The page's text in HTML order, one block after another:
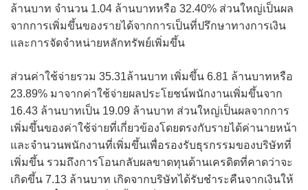
ล้านบาท จำนวน 1.04 ล้านบาทหรือ 32.40% ส่วนใหญ่เป็นผล
จากการเพิ่มขึ้นของรายได้จากการเป็นที่ปรึกษาทางการเงิน
และการจัดจำหน่ายหลักทรัพย์เพิ่มขึ้น
ส่วนค่าใช้จ่ายรวม 35.31ล้านบาท เพิ่มขึ้น 6.81 ล้านบาทหรือ
23.89% มาจากค่าใช้จ่ายผลประโยชน์พนักงานเพิ่มขึ้นจาก
16.43 ล้านบาทเป็น 19.09 ล้านบาท ส่วนใหญ่เป็นผลจากการ
เพิ่มขึ้นของค่าใช้จ่ายที่เกี่ยวข้องโดยตรงกับรายได้ค่านายหน้า
และจำนวนพนักงานที่เพิ่มขึ้นเพื่อรองรับธุรกรรมของบริษัทที่
เพิ่มขึ้น รวมถึงการโอนกลับผลขาดทุนด้านเครดิตที่คาดว่าจะ
เกิดขึ้น 7.13 ล้านบาท เกิดจากบริษัทได้รับชำระคืนจากเงินให้